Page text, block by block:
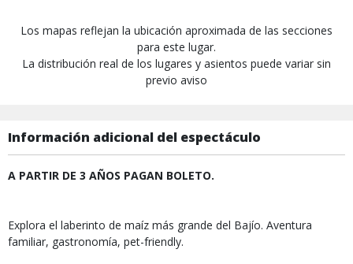
Los mapas reflejan la ubicación aproximada de las secciones
para este lugar.
La distribución real de los lugares y asientos puede variar sin
previo aviso
Información adicional del espectáculo
A PARTIR DE 3 AÑOS PAGAN BOLETO.
Explora el laberinto de maíz más grande del Bajío. Aventura
familiar, gastronomía, pet-friendly.